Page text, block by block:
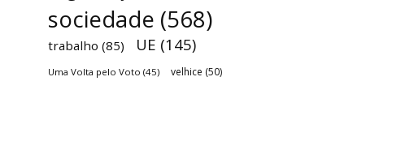
sociedade (568)
trabalho (85) UE (145)
Uma Volta pelo Voto (45) velhice (50)